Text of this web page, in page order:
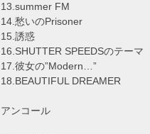
13.summer FM
14.愁いのPrisoner
15.誘惑
16.SHUTTER SPEEDSのテーマ
17.彼女の”Modern…”
18.BEAUTIFUL DREAMER
アンコール